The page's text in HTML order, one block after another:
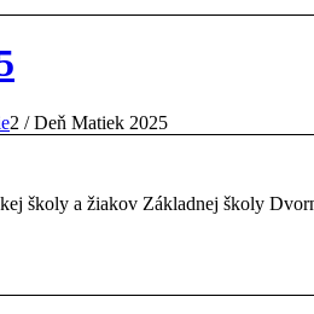
2 / Deň Matiek 2025
školy a žiakov Základnej školy